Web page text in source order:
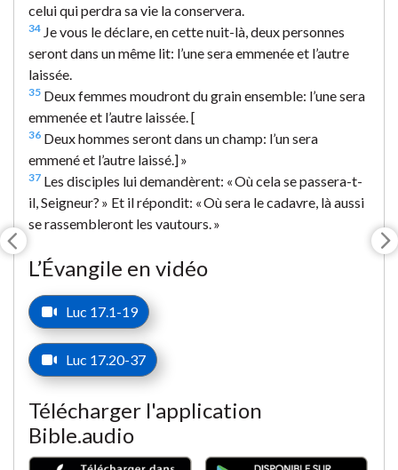
celui qui perdra sa vie la conservera.
34 Je vous le déclare, en cette nuit-là, deux personnes
seront dans un même lit: l’une sera emmenée et l’autre
laissée.
35 Deux femmes moudront du grain ensemble: l’une sera
emmenée et l’autre laissée. [
36 Deux hommes seront dans un champ: l’un sera
emmené et l’autre laissé.] »
37 Les disciples lui demandèrent: « Où cela se passera-t-
il, Seigneur? » Et il répondit: « Où sera le cadavre, là aussi
se rassembleront les vautours. »
L’Évangile en vidéo
Luc 17.1-19
Luc 17.20-37
Télécharger l'application
Bible.audio